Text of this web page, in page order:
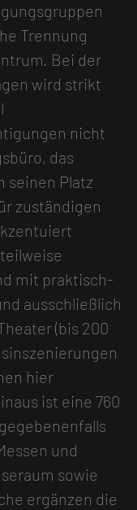
Trennung
Bei der
wird strikt
nicht
das
seinen Platz
zuständigen
mit praktisch-
ausschließlich
(bis 200
hier
ist eine 760
und
sowie
ergänzen die